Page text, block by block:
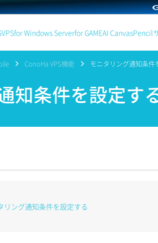
VPSfor Windows Serverfor GAMEAI CanvasPencil
ConoHa VPS機能 モニタリング通知条件
知条件を設定す
リング通知条件を設定する